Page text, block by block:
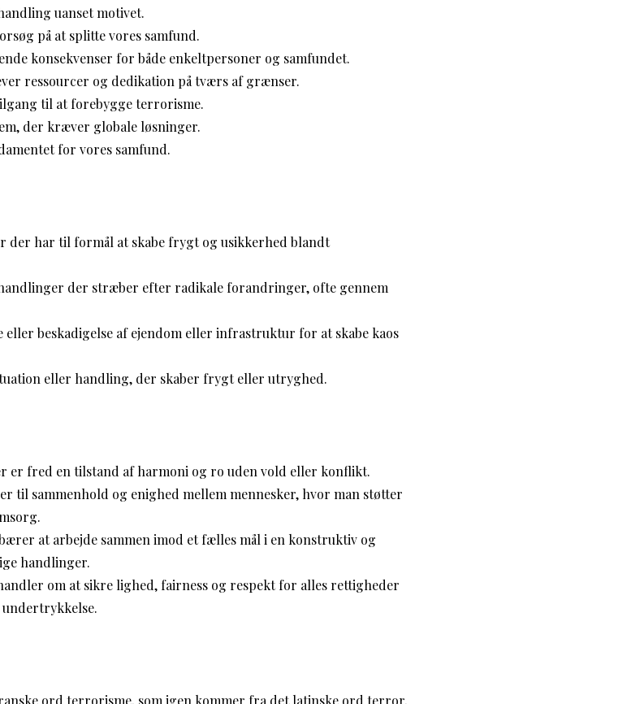
uanset motivet.
på at splitte vores samfund.
konsekvenser for både enkeltpersoner og samfundet.
ressourcer og dedikation på tværs af grænser.
til at forebygge terrorisme.
der kræver globale løsninger.
for vores samfund.
der har til formål at skabe frygt og usikkerhed blandt
der stræber efter radikale forandringer, ofte gennem
eller beskadigelse af ejendom eller infrastruktur for at skabe kaos
eller handling, der skaber frygt eller utryghed.
er fred en tilstand af harmoni og ro uden vold eller konflikt.
til sammenhold og enighed mellem mennesker, hvor man støtter
at arbejde sammen imod et fælles mål i en konstruktiv og
handlinger.
om at sikre lighed, fairness og respekt for alles rettigheder
ord terrorisme, som igen kommer fra det latinske ord terror,